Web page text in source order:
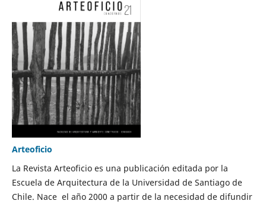
Arteoficio
La Revista Arteoficio es una publicación editada por la
Escuela de Arquitectura de la Universidad de Santiago de
Chile. Nace el año 2000 a partir de la necesidad de difundir